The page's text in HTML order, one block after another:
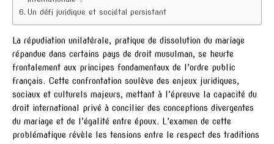
Un défi juridique et sociétal persistant
La répudiation unilatérale, pratique de dissolution du mariage
répandue dans certains pays de droit musulman, se heurte
frontalement aux principes fondamentaux de l’ordre public
français. Cette confrontation soulève des enjeux juridiques,
sociaux et culturels majeurs, mettant à l’épreuve la capacité du
droit international privé à concilier des conceptions divergentes
du mariage et de l’égalité entre époux. L’examen de cette
problématique révèle les tensions entre le respect des traditions